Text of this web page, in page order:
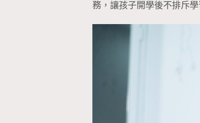
務，讓孩子開學後不排斥